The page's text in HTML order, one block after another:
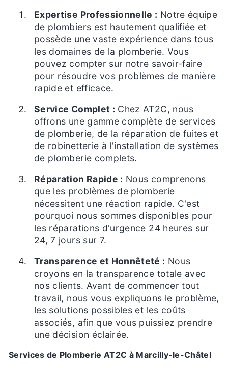
Expertise Professionnelle : Notre équipe
de plombiers est hautement qualifiée et
possède une vaste expérience dans tous
les domaines de la plomberie. Vous
pouvez compter sur notre savoir-faire
pour résoudre vos problèmes de manière
rapide et efficace.
Service Complet : Chez AT2C, nous
offrons une gamme complète de services
de plomberie, de la réparation de fuites et
de robinetterie à l'installation de systèmes
de plomberie complets.
Réparation Rapide : Nous comprenons
que les problèmes de plomberie
nécessitent une réaction rapide. C'est
pourquoi nous sommes disponibles pour
les réparations d'urgence 24 heures sur
24, 7 jours sur 7.
Transparence et Honnêteté : Nous
croyons en la transparence totale avec
nos clients. Avant de commencer tout
travail, nous vous expliquons le problème,
les solutions possibles et les coûts
associés, afin que vous puissiez prendre
une décision éclairée.
Services de Plomberie AT2C à Marcilly-le-Châtel